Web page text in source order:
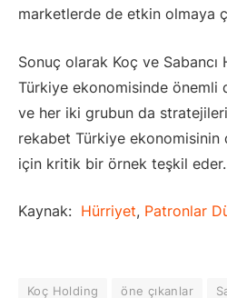
marketlerde de etkin olmaya
Sonuç olarak Koç ve
Türkiye ekonomisinde önemli
ve her iki grubun da
rekabet Türkiye ekonomisinin
için kritik bir örnek teşkil eder.
Kaynak: Hürriyet, Patronlar
Koç Holding öne çıkanlar